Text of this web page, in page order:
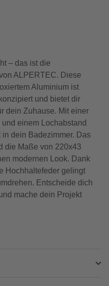
– das ist die
ALPERTEC. Diese
Aluminium ist
und bietet dir
dein Zuhause. Mit einer
einem Lochabstand
dein Badezimmer. Das
die Maße von 220x43
modernen Look. Dank
Hochhaltefeder gelingt
Entscheide dich
mache dein Projekt